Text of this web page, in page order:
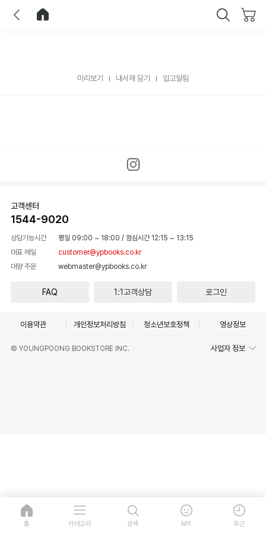
미리보기 내서재 담기 입고알림
고객센터
1544-9020
상담가능시간 평일 09:00 ~ 18:00 / 점심시간 12:15 ~ 13:15
대표 메일
customer@ypbooks.co.kr
대량 주문
webmaster@ypbooks.co.kr
FAQ 1:1고객상담 로그인
이용약관 개인정보처리방침 청소년보호정책 영상정보
© YOUNGPOONG BOOKSTORE INC. 사업자 정보
홈 카테고리 검색 MY 최근